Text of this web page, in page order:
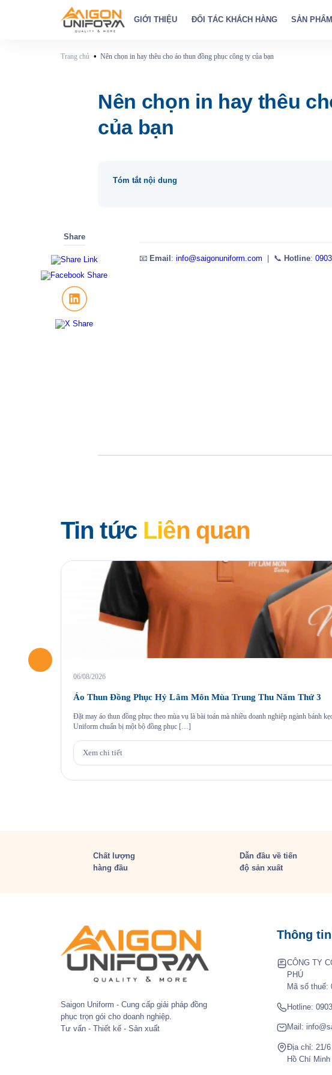
GIỚI THIỆU ĐỐI TÁC KHÁCH HÀNG SẢN PHẨM
Trang chủ • Nên chọn in hay thêu cho áo thun đồng phục công ty của bạn
Nên chọn in hay thêu
của bạn
Tóm tắt nội dung
Share
📧 Email : info@saigonuniform.com | 📞 Hotline:
Tin tức Liên quan
06/08/2026
Áo Thun Đồng Phục Hỷ Lâm Môn Mùa Trung Thu Năm Thứ 3
Đặt may áo thun đồng phục theo mùa vụ là bài toán mà nhiều doanh nghiệp ngành
Uniform chuẩn bị một bộ đồng phục […]
Xem chi tiết
Chất lượng
hàng đầu
Dẫn đầu về tiến
độ sản xuất
Saigon Uniform - Cung cấp giải pháp đồng
phục trọn gói cho doanh nghiệp.
Tư vấn - Thiết kế - Sản xuất
Thông
CÔNG TY
PHÚ
Mã số thuế:
Hotline:
Mail:
Địa chỉ: 21/
Hồ Chí Minh